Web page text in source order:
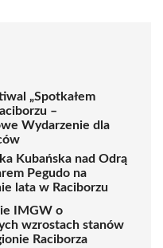
„Spotkałem
–
Wydarzenie dla
Kubańska nad Odrą
Pegudo na
lata w Raciborzu
IMGW o
wzrostach stanów
Raciborza